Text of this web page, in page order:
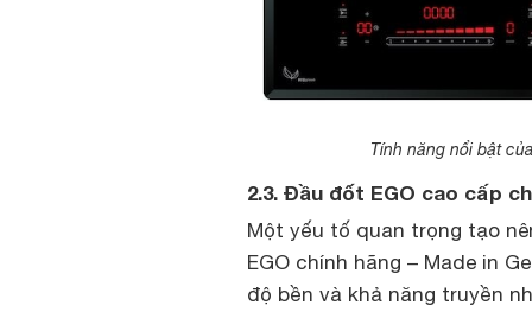
Tính năng nổi bật
2.3. Đầu đốt EGO cao cấp
Một yếu tố quan trọng tạo
EGO chính hãng – Made in
độ bền và khả năng truyền